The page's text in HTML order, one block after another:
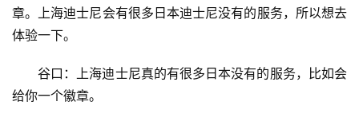
章。上海迪士尼会有很多日本迪士尼没有的服务，所以想去
体验一下。
谷口：上海迪士尼真的有很多日本没有的服务，比如会
给你一个徽章。